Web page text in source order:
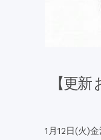
【更
1月12日(火)